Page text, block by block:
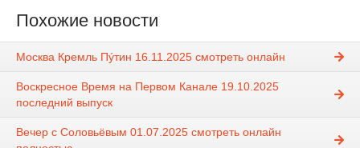
Похожие новости
Москва Кремль Пýтин 16.11.2025 смотреть онлайн
Воскресное Время на Первом Канале 19.10.2025
последний выпуск
Вечер с Соловьёвым 01.07.2025 смотреть онлайн